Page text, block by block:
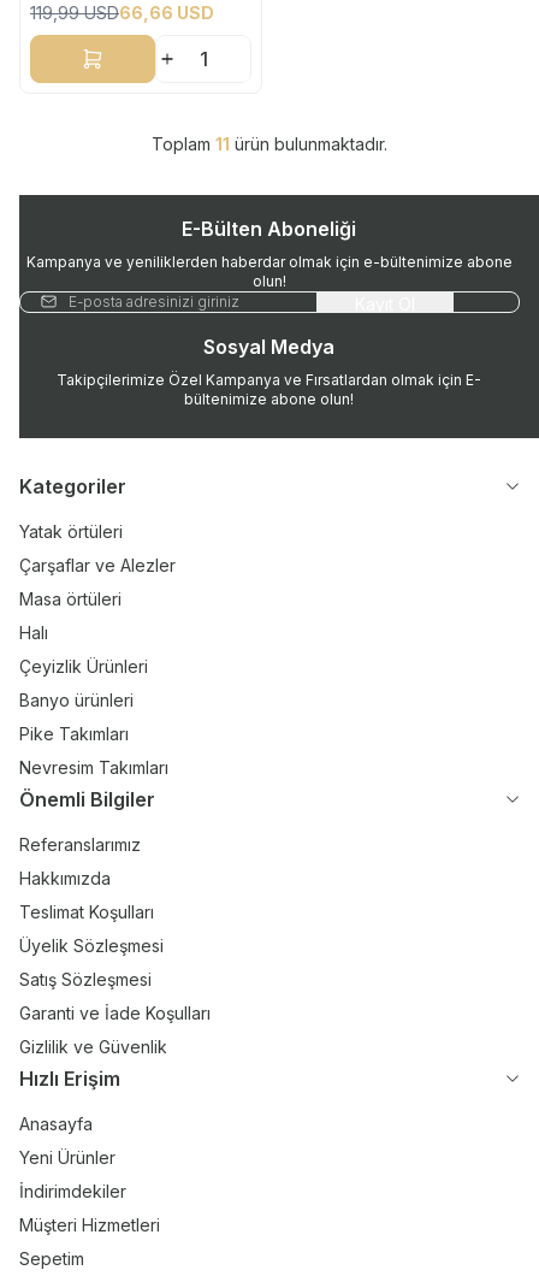
119,99USD66,66 USD
Sepete Ekle
Toplam 11 ürün bulunmaktadır.
E-Bülten Aboneliği
Kampanya ve yeniliklerden haberdar olmak için e-bültenimize abone
olun!
Sosyal Medya
Takipçilerimize Özel Kampanya ve Fırsatlardan olmak için E-
bültenimize abone olun!
Kategoriler
Yatak örtüleri
Çarşaflar ve Alezler
Masa örtüleri
Halı
Çeyizlik Ürünleri
Banyo ürünleri
Pike Takımları
Nevresim Takımları
Önemli Bilgiler
Referanslarımız
Hakkımızda
Teslimat Koşulları
Üyelik Sözleşmesi
Satış Sözleşmesi
Garanti ve İade Koşulları
Gizlilik ve Güvenlik
Hızlı Erişim
Anasayfa
Yeni Ürünler
İndirimdekiler
Müşteri Hizmetleri
Sepetim